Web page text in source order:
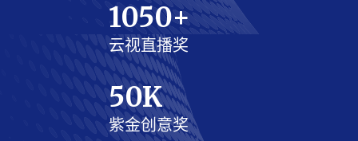
1050+
云视直播奖
50K
紫金创意奖